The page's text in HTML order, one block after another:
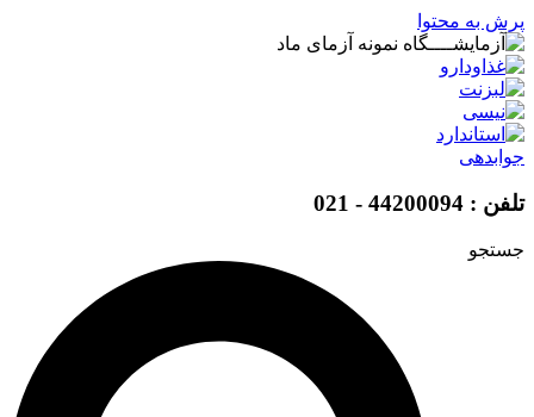
پرش به محتوا
جوابدهی
تلفن : 44200094 - 021
جستجو